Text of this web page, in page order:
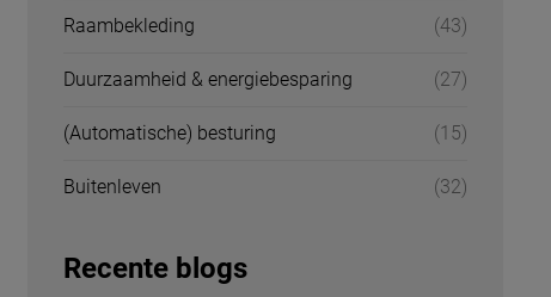
Raambekleding (43)
Duurzaamheid & energiebesparing (27)
(Automatische) besturing (15)
Buitenleven (32)
Recente blogs